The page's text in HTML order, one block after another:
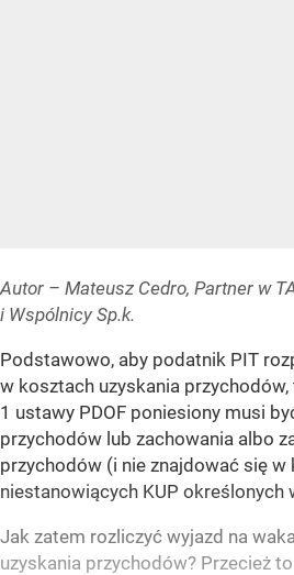
Autor – Mateusz Cedro, Partner w
i Wspólnicy Sp.k.
Podstawowo, aby podatnik PIT
w kosztach uzyskania
1 ustawy PDOF poniesiony musi
przychodów lub zachowania albo
przychodów (i nie znajdować się
niestanowiących KUP określonych
Jak zatem rozliczyć wyjazd na
uzyskania przychodów? Przecież